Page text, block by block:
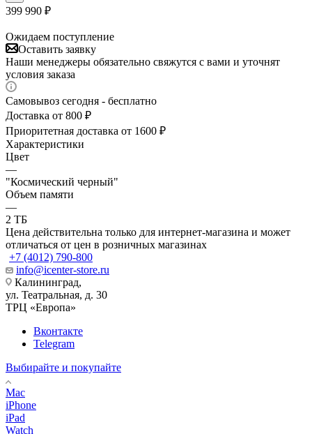
399 990 ₽
Ожидаем поступление
Оставить заявку
Наши менеджеры обязательно свяжутся с вами и уточнят
условия заказа
Самовывоз сегодня - бесплатно
Доставка от 800 ₽
Приоритетная доставка от 1600 ₽
Характеристики
Цвет
—
"Космический черный"
Объем памяти
—
2 TБ
Цена действительна только для интернет-магазина и может
отличаться от цен в розничных магазинах
+7 (4012) 790-800
info@icenter-store.ru
Калининград,
ул. Театральная, д. 30
ТРЦ «Европа»
Вконтакте
Telegram
Выбирайте и покупайте
Mac
iPhone
iPad
Watch